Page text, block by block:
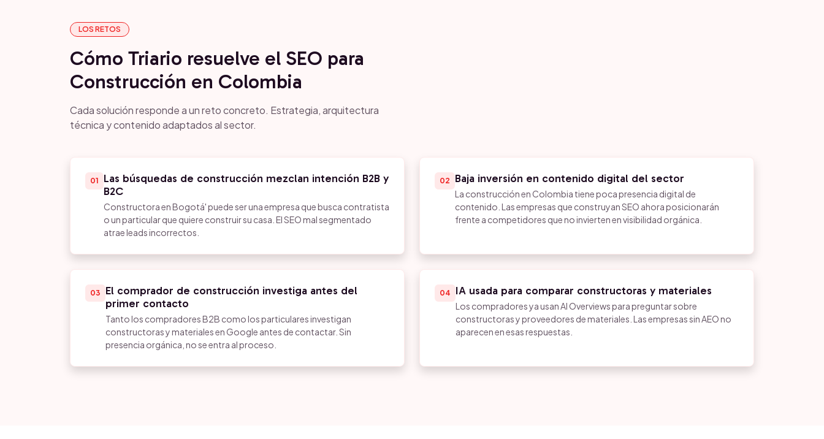
LOS RETOS
Cómo Triario resuelve el SEO para
Construcción en Colombia
Cada solución responde a un reto concreto. Estrategia, arquitectura
técnica y contenido adaptados al sector.
01
Las búsquedas de construcción mezclan intención B2B y
B2C
Constructora en Bogotá' puede ser una empresa que busca contratista
o un particular que quiere construir su casa. El SEO mal segmentado
atrae leads incorrectos.
02 Baja inversión en contenido digital del sector
La construcción en Colombia tiene poca presencia digital de
contenido. Las empresas que construyan SEO ahora posicionarán
frente a competidores que no invierten en visibilidad orgánica.
03
El comprador de construcción investiga antes del
primer contacto
Tanto los compradores B2B como los particulares investigan
constructoras y materiales en Google antes de contactar. Sin
presencia orgánica, no se entra al proceso.
04 IA usada para comparar constructoras y materiales
Los compradores ya usan AI Overviews para preguntar sobre
constructoras y proveedores de materiales. Las empresas sin AEO no
aparecen en esas respuestas.